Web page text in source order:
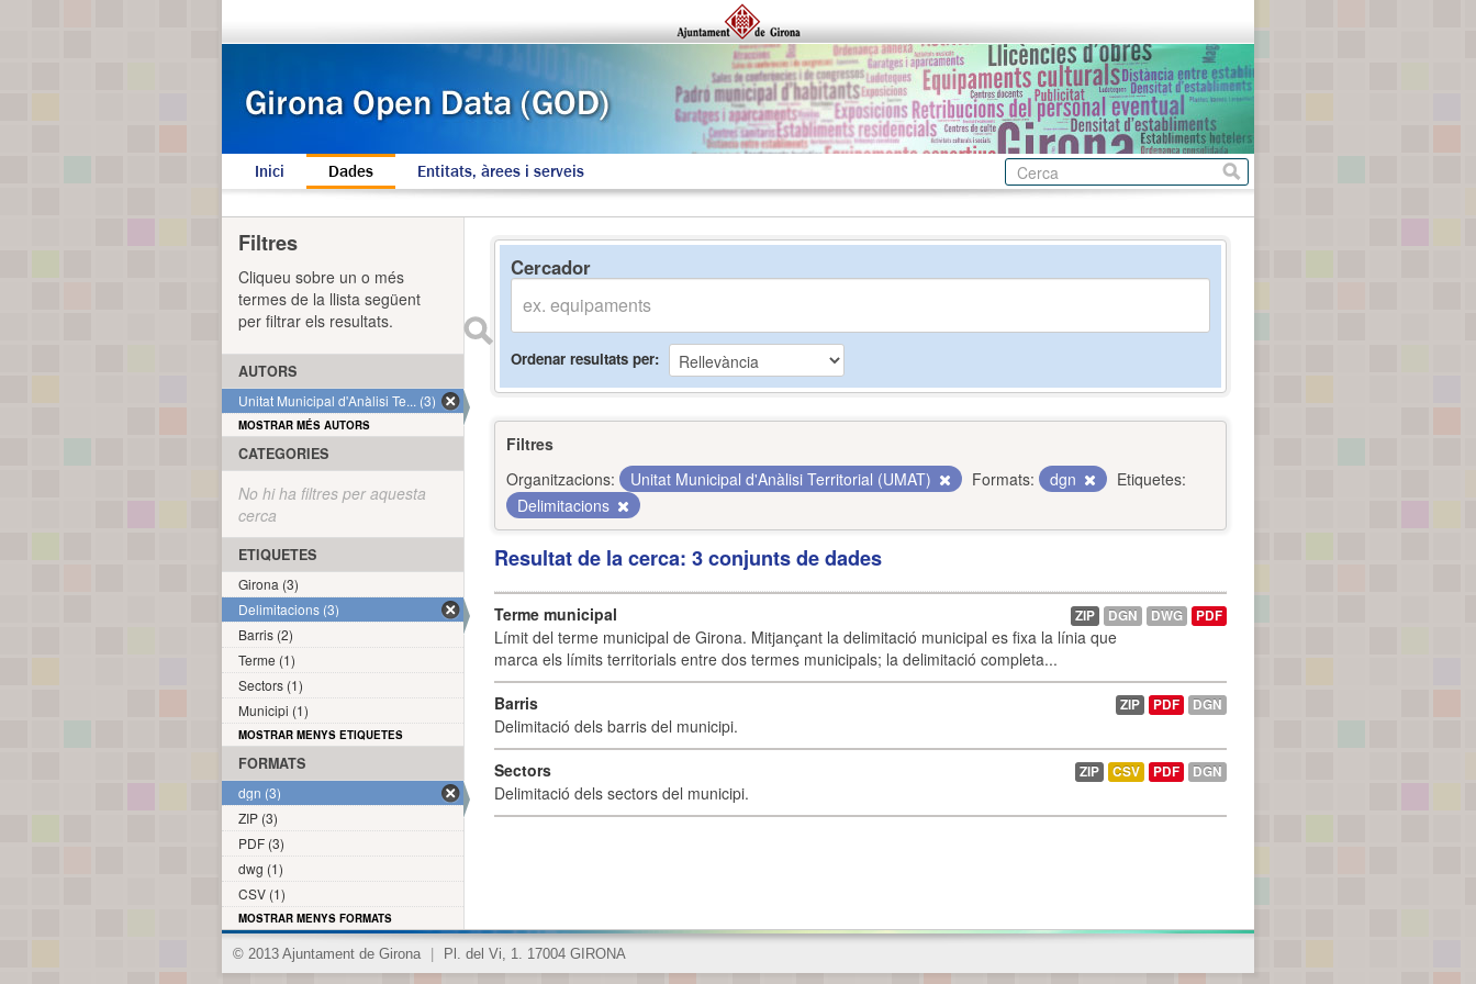
Inici Dades Entitats, àrees i serveis
Cercador
Ordenar resultats per
Filtres
Organitzacions:
Unitat Municipal d'Anàlisi Territorial (UMAT) Formats: dgn
Etiquetes:
Delimitacions
Resultat de la cerca: 3 conjunts de dades
Terme municipal
Límit del terme municipal de Girona. Mitjançant la delimitació municipal es fixa la línia que
marca els límits territorials entre dos termes municipals; la delimitació completa...
ZIP DGN DWG PDF
Barris
Delimitació dels barris del municipi.
ZIP PDF DGN
Sectors
Delimitació dels sectors del municipi.
ZIP CSV PDF DGN
Filtres
Cliqueu sobre un o més
termes de la llista següent
per filtrar els resultats.
AUTORS
Unitat Municipal d'Anàlisi Te... (3)
MOSTRAR MÉS AUTORS
CATEGORIES
No hi ha filtres per aquesta
cerca
ETIQUETES
Girona (3)
Delimitacions (3)
Barris (2)
Terme (1)
Sectors (1)
Municipi (1)
MOSTRAR MENYS ETIQUETES
FORMATS
dgn (3)
ZIP (3)
PDF (3)
dwg (1)
CSV (1)
MOSTRAR MENYS FORMATS
© 2013 Ajuntament de Girona Pl. del Vi, 1. 17004 GIRONA